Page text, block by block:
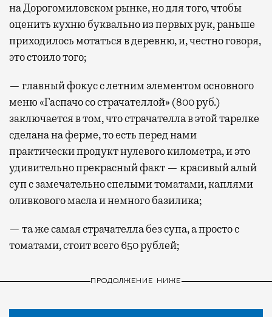
на Дорогомиловском рынке, но для того, чтобы
оценить кухню буквально из первых рук, раньше
приходилось мотаться в деревню, и, честно говоря,
это стоило того;
— главный фокус с летним элементом основного
меню «Гаспачо со страчателлой» (800 руб.)
заключается в том, что страчателла в этой тарелке
сделана на ферме, то есть перед нами
практически продукт нулевого километра, и это
удивительно прекрасный факт — красивый алый
суп с замечательно спелыми томатами, каплями
оливкового масла и немного базилика;
— та же самая страчателла без супа, а просто с
томатами, стоит всего 650 рублей;
ПРОДОЛЖЕНИЕ НИЖЕ